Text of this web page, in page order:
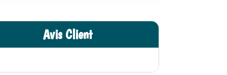
Avis Client